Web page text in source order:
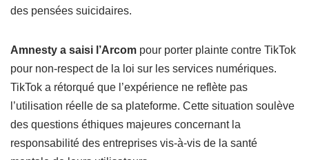
des pensées suicidaires.
Amnesty a saisi l’Arcom pour porter plainte contre TikTok
pour non-respect de la loi sur les services numériques.
TikTok a rétorqué que l’expérience ne reflète pas
l’utilisation réelle de sa plateforme. Cette situation soulève
des questions éthiques majeures concernant la
responsabilité des entreprises vis-à-vis de la santé